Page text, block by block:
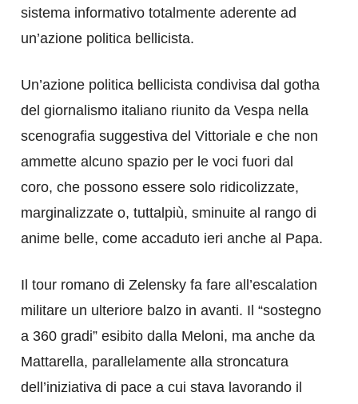
sistema informativo totalmente aderente ad
un’azione politica bellicista.
Un’azione politica bellicista condivisa dal gotha
del giornalismo italiano riunito da Vespa nella
scenografia suggestiva del Vittoriale e che non
ammette alcuno spazio per le voci fuori dal
coro, che possono essere solo ridicolizzate,
marginalizzate o, tuttalpiù, sminuite al rango di
anime belle, come accaduto ieri anche al Papa.
Il tour romano di Zelensky fa fare all’escalation
militare un ulteriore balzo in avanti. Il “sostegno
a 360 gradi” esibito dalla Meloni, ma anche da
Mattarella, parallelamente alla stroncatura
dell’iniziativa di pace a cui stava lavorando il